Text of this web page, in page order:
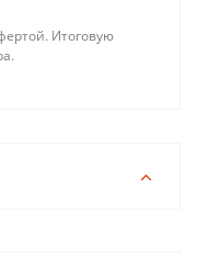
Итоговую